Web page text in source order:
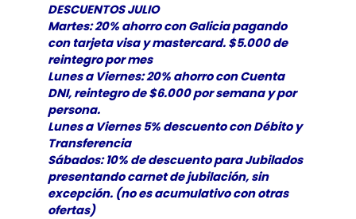
DESCUENTOS JULIO
Martes: 20% ahorro con Galicia pagando
con tarjeta visa y mastercard. $5.000 de
reintegro por mes
Lunes a Viernes: 20% ahorro con Cuenta
DNI, reintegro de $6.000 por semana y por
persona.
Lunes a Viernes 5% descuento con Débito y
Transferencia
Sábados: 10% de descuento para Jubilados
presentando carnet de jubilación, sin
excepción. (no es acumulativo con otras
ofertas)